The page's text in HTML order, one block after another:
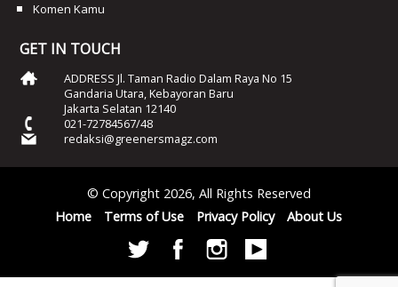
Komen Kamu
GET IN TOUCH
ADDRESS Jl. Taman Radio Dalam Raya No 15
Gandaria Utara, Kebayoran Baru
Jakarta Selatan 12140
021-72784567/48
redaksi@greenersmagz.com
© Copyright 2026, All Rights Reserved
Home
Terms of Use Privacy Policy About Us